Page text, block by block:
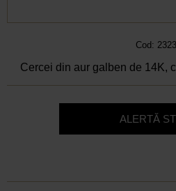
Cod: 2323
Cercei din aur galben de 14K,
ALERTĂ